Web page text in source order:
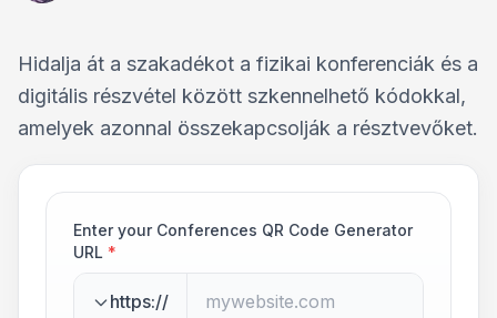
Hidalja át a szakadékot a fizikai konferenciák és a
digitális részvétel között szkennelhető kódokkal,
amelyek azonnal összekapcsolják a résztvevőket.
Enter your Conferences QR Code Generator
URL *
https://